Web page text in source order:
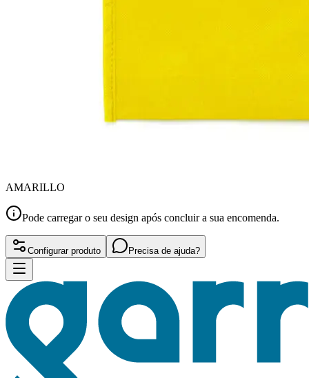
AMARILLO
Pode carregar o seu design após concluir a sua encomenda.
Configurar produto Precisa de ajuda?